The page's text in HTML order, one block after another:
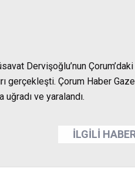
Dervişoğlu’nun
gerçekleşti. Çorum Haber
uğradı ve yaralandı.
İLGİLİ